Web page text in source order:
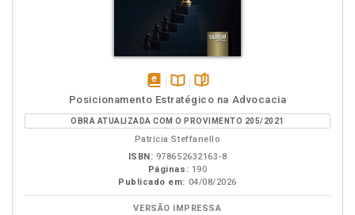
disponível
em
eBook
Disponível
na
B.V.
páginas
Posicionamento Estratégico na Advocacia
OBRA ATUALIZADA COM O PROVIMENTO 205/2021
Patrícia Steffanello
ISBN: 978652632163-8
Páginas: 190
Publicado em: 04/08/2026
VERSÃO IMPRESSA